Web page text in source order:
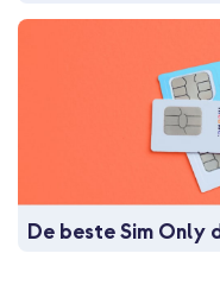
De beste Sim Only